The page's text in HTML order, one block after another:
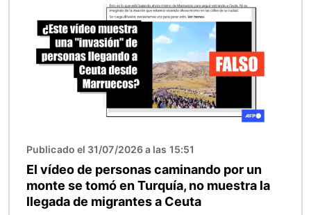
Publicado el 31/07/2026 a las 15:51
El vídeo de personas caminando por un
monte se tomó en Turquía, no muestra la
llegada de migrantes a Ceuta